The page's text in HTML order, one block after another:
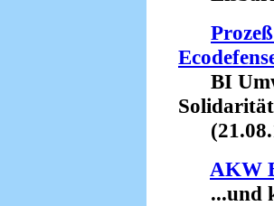
BI
AKW
...und